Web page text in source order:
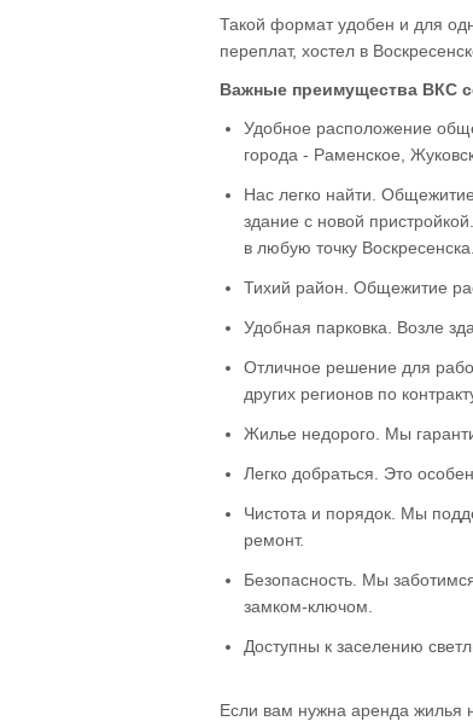
Такой формат удобен и для
переплат, хостел в
Важные преимущества ВКС
Удобное расположение
города - Раменское,
Нас легко найти.
здание с новой
в любую точку Воскресенска.
Тихий район. Общежитие
Удобная парковка. Возле
Отличное решение для
других регионов по
Жилье недорого. Мы
Легко добраться. Это
Чистота и порядок. Мы
ремонт.
Безопасность. Мы
замком-ключом.
Доступны к заселению
Если вам нужна аренда жилья